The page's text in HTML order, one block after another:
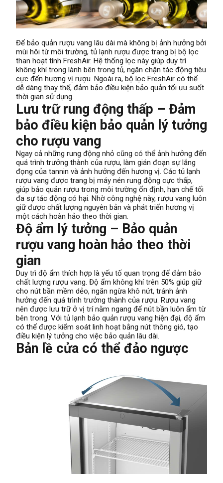
Để bảo quản rượu vang lâu dài mà không bị ảnh hưởng bởi
mùi hôi từ môi trường, tủ lạnh rượu được trang bị bộ lọc
than hoạt tính FreshAir. Hệ thống lọc này giúp duy trì
không khí trong lành bên trong tủ, ngăn chặn tác động tiêu
cực đến hương vị rượu. Ngoài ra, bộ lọc FreshAir có thể
dễ dàng thay thế, đảm bảo điều kiện bảo quản tối ưu suốt
thời gian sử dụng.
Lưu trữ rung động thấp – Đảm
bảo điều kiện bảo quản lý tưởng
cho rượu vang
Ngay cả những rung động nhỏ cũng có thể ảnh hưởng đến
quá trình trưởng thành của rượu, làm gián đoạn sự lắng
đọng của tannin và ảnh hưởng đến hương vị. Các tủ lạnh
rượu vang được trang bị máy nén rung động cực thấp,
giúp bảo quản rượu trong môi trường ổn định, hạn chế tối
đa sự tác động có hại. Nhờ công nghệ này, rượu vang luôn
giữ được chất lượng nguyên bản và phát triển hương vị
một cách hoàn hảo theo thời gian.
Độ ẩm lý tưởng – Bảo quản
rượu vang hoàn hảo theo thời
gian
Duy trì độ ẩm thích hợp là yếu tố quan trọng để đảm bảo
chất lượng rượu vang. Độ ẩm không khí trên 50% giúp giữ
cho nút bần mềm dẻo, ngăn ngừa khô nứt, tránh ảnh
hưởng đến quá trình trưởng thành của rượu. Rượu vang
nên được lưu trữ ở vị trí nằm ngang để nút bần luôn ẩm từ
bên trong. Với tủ lạnh bảo quản rượu vang hiện đại, độ ẩm
có thể được kiểm soát linh hoạt bằng nút thông gió, tạo
điều kiện lý tưởng cho việc bảo quản lâu dài.
Bản lề cửa có thể đảo ngược